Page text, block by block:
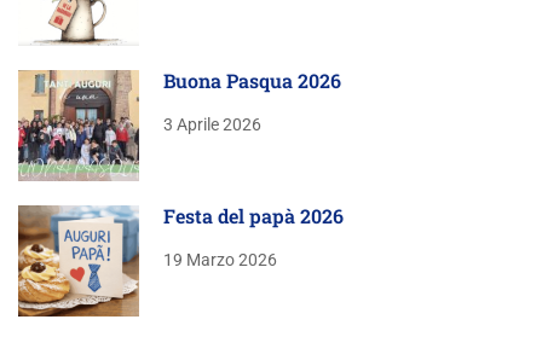
Buona Pasqua 2026
3 Aprile 2026
Festa del papà 2026
19 Marzo 2026